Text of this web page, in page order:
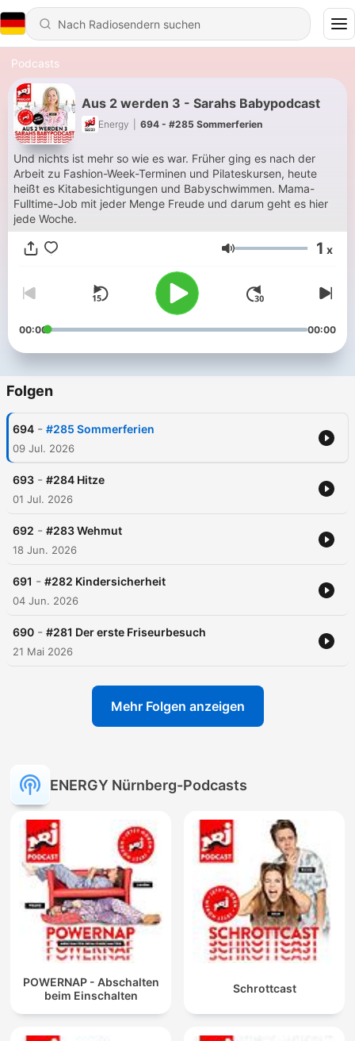
Podcasts
Aus 2 werden 3 - Sarahs Babypodcast
Energy 694 - #285 Sommerferien
Und nichts ist mehr so wie es war. Früher ging es nach der
Arbeit zu Fashion-Week-Terminen und Pilateskursen, heute
heißt es Kitabesichtigungen und Babyschwimmen. Mama-
Fulltime-Job mit jeder Menge Freude und darum geht es hier
jede Woche.
Lautstärke 1 x
00:00 00:00
Folgen
694 - #285 Sommerferien
09 Jul. 2026
693 - #284 Hitze
01 Jul. 2026
692 - #283 Wehmut
18 Jun. 2026
691 - #282 Kindersicherheit
04 Jun. 2026
690 - #281 Der erste Friseurbesuch
21 Mai 2026
Mehr Folgen anzeigen
ENERGY Nürnberg-Podcasts
POWERNAP - Abschalten
beim Einschalten
Schrottcast